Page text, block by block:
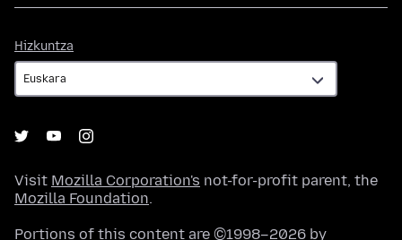
Hizkuntza
Visit Mozilla Corporation's not-for-profit parent, the
Mozilla Foundation.
Portions of this content are ©1998–2026 by